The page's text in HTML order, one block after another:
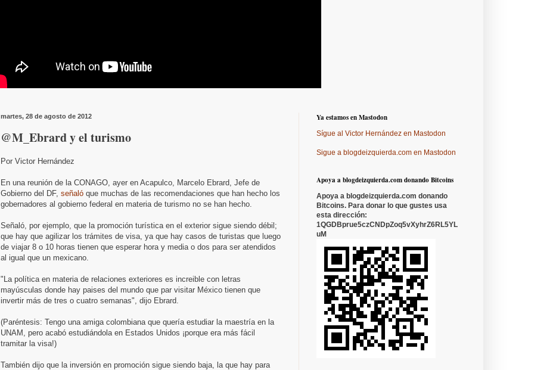
martes, 28 de agosto de 2012
@M_Ebrard y el turismo
Por Victor Hernández
En una reunión de la CONAGO, ayer en Acapulco, Marcelo Ebrard, Jefe de
Gobierno del DF, señaló que muchas de las recomendaciones que han hecho los
gobernadores al gobierno federal en materia de turismo no se han hecho.
Señaló, por ejemplo, que la promoción turística en el exterior sigue siendo débil;
que hay que agilizar los trámites de visa, ya que hay casos de turistas que luego
de viajar 8 o 10 horas tienen que esperar hora y media o dos para ser atendidos
al igual que un mexicano.
"La política en materia de relaciones exteriores es increible con letras
mayúsculas donde hay paises del mundo que par visitar México tienen que
invertir más de tres o cuatro semanas", dijo Ebrard.
(Paréntesis: Tengo una amiga colombiana que quería estudiar la maestría en la
UNAM, pero acabó estudiándola en Estados Unidos ¡porque era más fácil
tramitar la visa!)
También dijo que la inversión en promoción sigue siendo baja, la que hay para
Ya estamos en Mastodon
Sígue al Victor Hernández en Mastodon
Sigue a blogdeizquierda.com en Mastodon
Apoya a blogdeizquierda.com donando Bitcoins
Apoya a blogdeizquierda.com donando
Bitcoins. Para donar lo que gustes usa
esta dirección:
1QGDBprue5czCNDpZoq5vXyhrZ6RL5YL
uM